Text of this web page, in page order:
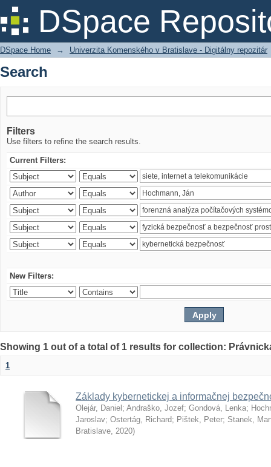
DSpace
Search
DSpace Home → Univerzita Komenského v Bratislave - Digitálny repozitár
Search
Filters
Use filters to refine the search results.
Current Filters:
New Filters:
Showing 1 out of a total of 1 results for collection:
1
Základy kybernetickej a informačnej
Olejár, Daniel ; Andraško, Jozef; Gondová, Lenka;
Jaroslav; Ostertág, Richard; Pištek, Peter; Stanek,
Bratislave, 2020)